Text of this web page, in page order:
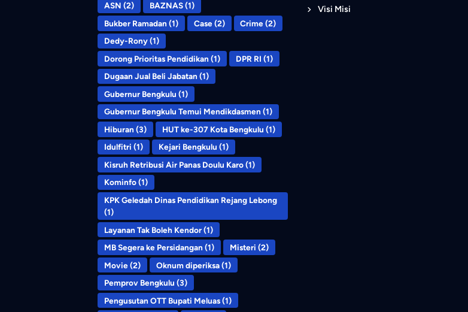
ASN (2) BAZNAS(1)
Bukber Ramadan (1) Case(2) Crime(2)
Dedy-Rony(1)
Dorong Prioritas Pendidikan (1) DPR RI (1)
Dugaan Jual Beli Jabatan (1)
Gubernur Bengkulu (1)
Gubernur Bengkulu Temui Mendikdasmen (1)
Hiburan (3) HUT ke-307 Kota Bengkulu (1)
Idulfitri (1) Kejari Bengkulu (1)
Kisruh Retribusi Air Panas Doulu Karo(1)
Kominfo(1)
KPK Geledah Dinas Pendidikan Rejang Lebong
(1)
Layanan Tak Boleh Kendor(1)
MB Segera ke Persidangan (1) Misteri (2)
Movie(2) Oknum diperiksa(1)
Pemprov Bengkulu (3)
Pengusutan OTT Bupati Meluas(1)
Visi Misi